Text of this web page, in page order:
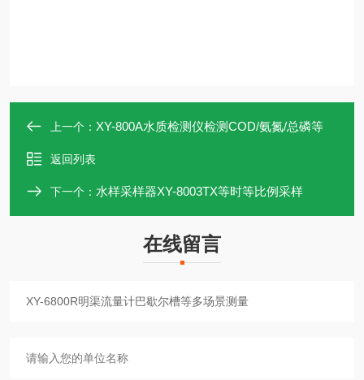
上一个： XY-800A水质检测仪检测COD/氨氮/总磷等
返回列表
下一个： 水样采样器XY-8003TX等时等比例采样
在线留言